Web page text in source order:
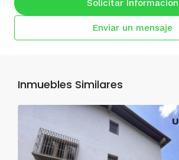
Solicitar Informacion
Enviar un mensaje
Inmuebles Similares